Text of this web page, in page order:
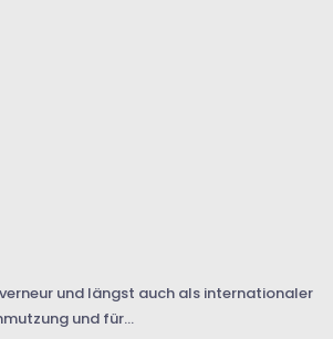
und längst auch als internationaler
und für...